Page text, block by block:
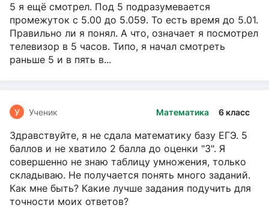
5 я ещё смотрел. Под 5 подразумевается
промежуток с 5.00 до 5.059. То есть время до 5.01.
Правильно ли я понял. А что, означает я посмотрел
телевизор в 5 часов. Типо, я начал смотреть
раньше 5 и в пять в...
Математика 6 класс
У Ученик
Здравствуйте, я не сдала математику базу ЕГЭ. 5
баллов и не хватило 2 балла до оценки "3". Я
совершенно не знаю таблицу умножения, только
складываю. Не получается понять много заданий.
Как мне быть? Какие лучше задания подучить для
точности моих ответов?